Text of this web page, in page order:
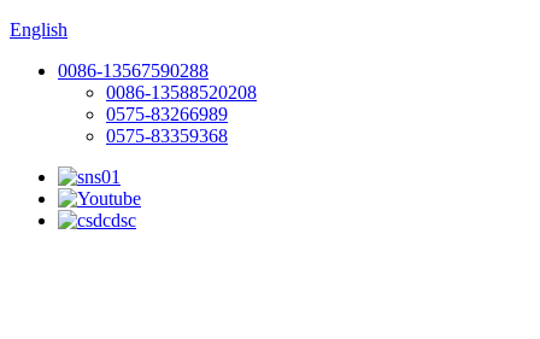
English
0086-13567590288
0086-13588520208
0575-83266989
0575-83359368